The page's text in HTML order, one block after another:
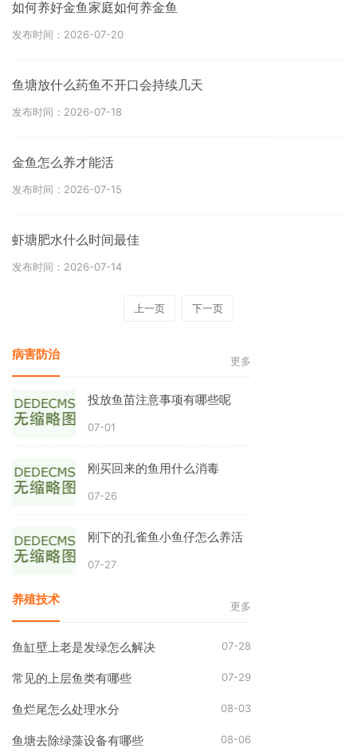
如何养好金鱼家庭如何养金鱼
发布时间：2026-07-20
鱼塘放什么药鱼不开口会持续几天
发布时间：2026-07-18
金鱼怎么养才能活
发布时间：2026-07-15
虾塘肥水什么时间最佳
发布时间：2026-07-14
上一页 下一页
病害防治 更多
投放鱼苗注意事项有哪些呢
07-01
刚买回来的鱼用什么消毒
07-26
刚下的孔雀鱼小鱼仔怎么养活
07-27
养殖技术 更多
鱼缸壁上老是发绿怎么解决 07-28
常见的上层鱼类有哪些 07-29
鱼烂尾怎么处理水分 08-03
鱼塘去除绿藻设备有哪些 08-06